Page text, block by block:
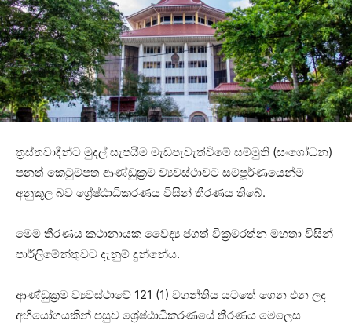
ත්‍රස්තවාදීන්ට මුදල් සැපයීම මැඩපැවැත්වීමේ සම්මුති (සංශෝධන)
පනත් කෙටුම්පත ආණ්ඩුක්‍රම ව්‍යවස්ථාවට සම්පූර්ණයෙන්ම
අනුකූල බව ශ්‍රේෂ්ඨාධිකරණය විසින් තීරණය තිබේ.
මෙම තීරණය කථානායක වෛද්‍ය ජගත් වික්‍රමරත්න මහතා විසින්
පාර්ලිමේන්තුවට දැනුම් දුන්නේය.
ආණ්ඩුක්‍රම ව්‍යවස්ථාවේ 121 (1) වගන්තිය යටතේ ගෙන එන ලද
අභියෝගයකින් පසුව ශ්‍රේෂ්ඨාධිකරණයේ තීරණය මෙලෙස